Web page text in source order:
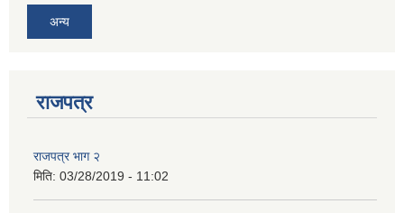
अन्य
राजपत्र
राजपत्र भाग २
मिति: 03/28/2019 - 11:02